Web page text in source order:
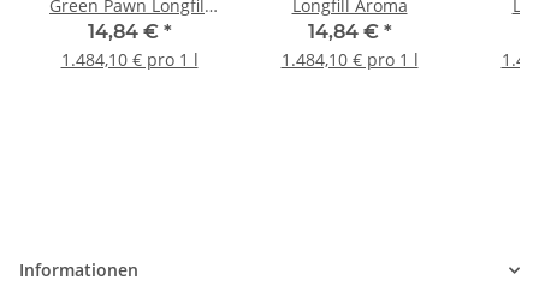
Green Pawn Longfill
Aroma
14,84 € *
1.484,10 € pro 1 l
Longfill Aroma
14,84 € *
1.484,10 € pro 1 l
Informationen